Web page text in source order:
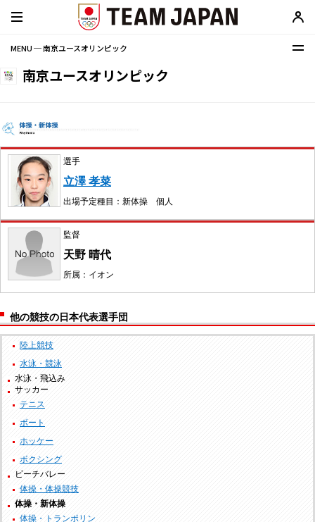
MENU ─ 南京ユースオリンピック
南京ユースオリンピック
選手
立澤 孝菜
出場予定種目：新体操 個人
監督
天野 晴代
所属：イオン
他の競技の日本代表選手団
陸上競技
水泳・競泳
水泳・飛込み
サッカー
テニス
ボート
ホッケー
ボクシング
ビーチバレー
体操・体操競技
体操・新体操
体操・トランポリン